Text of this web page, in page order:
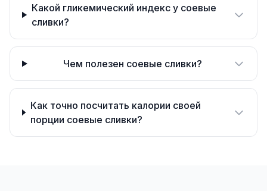
Какой гликемический индекс у соевые
сливки?
Чем полезен соевые сливки?
Как точно посчитать калории своей
порции соевые сливки?